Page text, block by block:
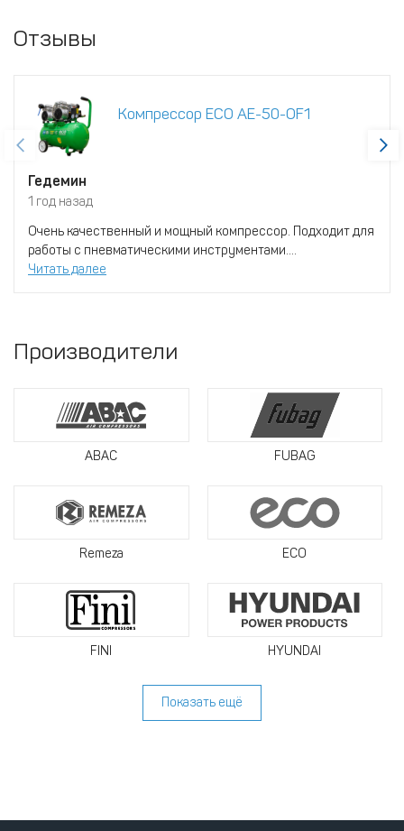
Отзывы
Компрессор ECO AE-50-OF1
Гедемин
1 год назад
Очень качественный и мощный компрессор. Подходит для
работы с пневматическими инструментами....
Читать далее
Производители
ABAC FUBAG
Remeza ECO
FINI HYUNDAI
Показать ещё